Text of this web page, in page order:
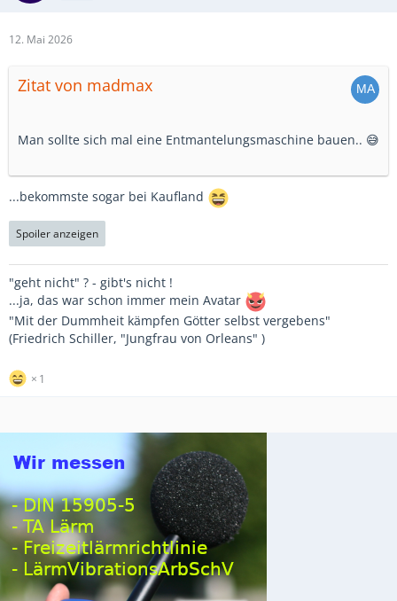
12. Mai 2026
Zitat von madmax
Man sollte sich mal eine Entmantelungsmaschine bauen.. 😅
...bekommste sogar bei Kaufland
Spoiler anzeigen
"geht nicht" ? - gibt's nicht !
...ja, das war schon immer mein Avatar
"Mit der Dummheit kämpfen Götter selbst vergebens"
(Friedrich Schiller, "Jungfrau von Orleans" )
1